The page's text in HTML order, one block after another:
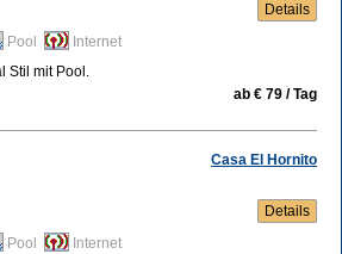
Details
Pool
Internet
Stil mit Pool.
ab € 79 / Tag
Details
Casa El Hornito
Pool
Internet